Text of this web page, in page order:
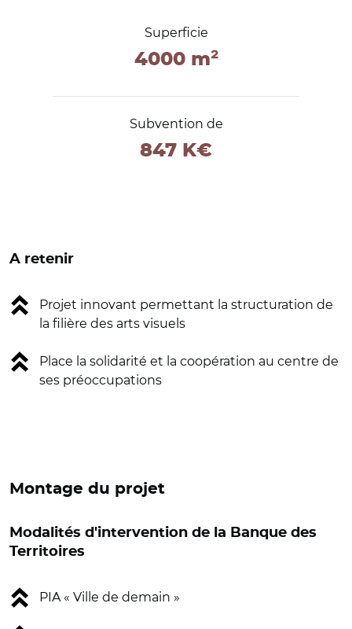
Superficie
4000 m²
Subvention de
847 K€
A retenir
Projet innovant permettant la structuration de
la filière des arts visuels
Place la solidarité et la coopération au centre de
ses préoccupations
Montage du projet
Modalités d'intervention de la Banque des
Territoires
PIA « Ville de demain »